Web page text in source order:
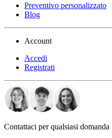
Preventivo personalizzato
Blog
Account
Accedi
Registrati
Contattaci per qualsiasi domanda